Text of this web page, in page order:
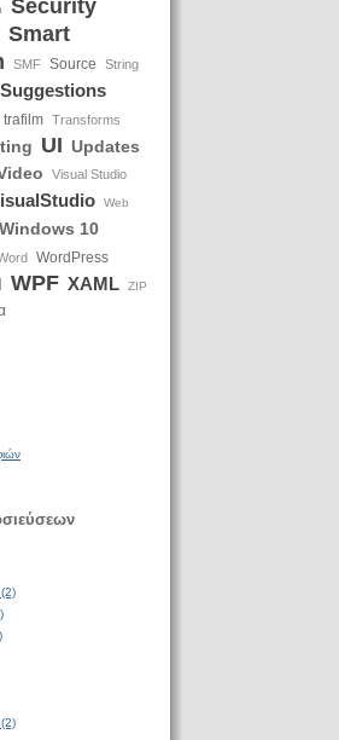
Security
Smart
SMF Source String
Suggestions
trafilm Transforms
UI Updates
Visual Studio
Web
Windows 10
WordPress
WPF XAML ZIP